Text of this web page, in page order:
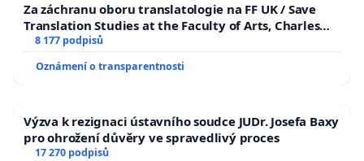
Za záchranu oboru translatologie na FF UK / Save
Translation Studies at the Faculty of Arts, Charles
University
8 177 podpisů
Oznámení o transparentnosti
Výzva k rezignaci ústavního soudce JUDr. Josefa Baxy
pro ohrožení důvěry ve spravedlivý proces
17 270 podpisů